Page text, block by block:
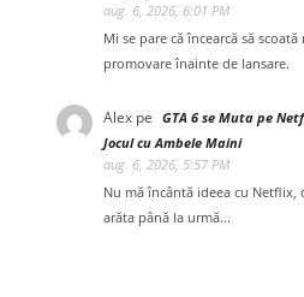
aug. 6, 2026, 6:01 PM
Mi se pare că încearcă să
promovare înainte de lansare.
Alex pe GTA 6 se Muta pe
Jocul cu Ambele Maini
aug. 6, 2026, 5:57 PM
Nu mă încântă ideea cu Netflix,
arăta până la urmă...